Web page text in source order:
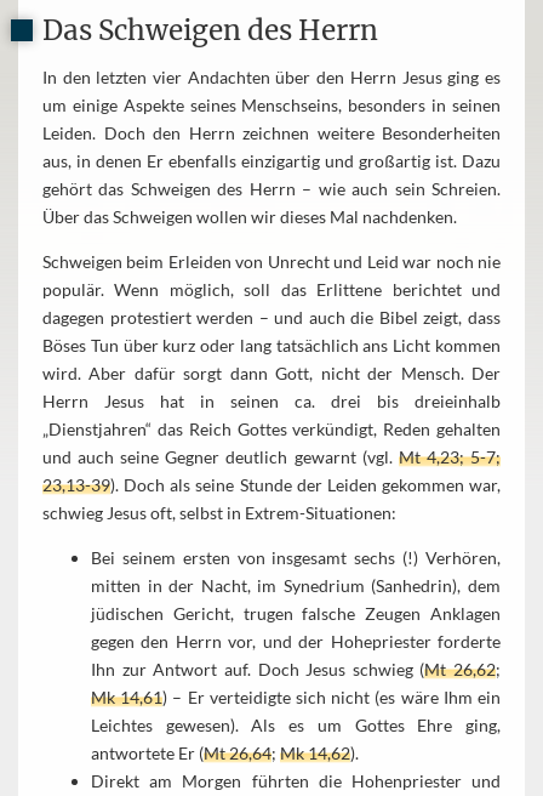
Das Schweigen des Herrn
In den letzten vier Andachten über den Herrn Jesus ging es
um einige Aspekte seines Menschseins, besonders in seinen
Leiden. Doch den Herrn zeichnen weitere Besonderheiten
aus, in denen Er ebenfalls einzigartig und großartig ist. Dazu
gehört das Schweigen des Herrn – wie auch sein Schreien.
Über das Schweigen wollen wir dieses Mal nachdenken.
Schweigen beim Erleiden von Unrecht und Leid war noch nie
populär. Wenn möglich, soll das Erlittene berichtet und
dagegen protestiert werden – und auch die Bibel zeigt, dass
Böses Tun über kurz oder lang tatsächlich ans Licht kommen
wird. Aber dafür sorgt dann Gott, nicht der Mensch. Der
Herrn Jesus hat in seinen ca. drei bis dreieinhalb
„Dienstjahren“ das Reich Gottes verkündigt, Reden gehalten
und auch seine Gegner deutlich gewarnt (vgl. Mt 4,23; 5-7;
23,13-39). Doch als seine Stunde der Leiden gekommen war,
schwieg Jesus oft, selbst in Extrem-Situationen:
Bei seinem ersten von insgesamt sechs (!) Verhören,
mitten in der Nacht, im Synedrium (Sanhedrin), dem
jüdischen Gericht, trugen falsche Zeugen Anklagen
gegen den Herrn vor, und der Hohepriester forderte
Ihn zur Antwort auf. Doch Jesus schwieg (Mt 26,62;
Mk 14,61) – Er verteidigte sich nicht (es wäre Ihm ein
Leichtes gewesen). Als es um Gottes Ehre ging,
antwortete Er (Mt 26,64; Mk 14,62).
Direkt am Morgen führten die Hohenpriester und